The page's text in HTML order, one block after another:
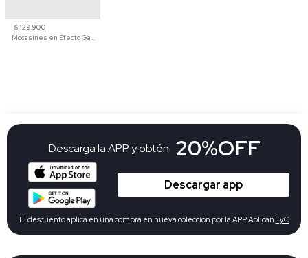
$ 129.900
Mocasines en Efecto Gamuzado Para Mujer
Descarga la APP y obtén: 20%OFF
Descargar app
El descuento aplica en una compra en nueva colección por la APP Aplican TyC